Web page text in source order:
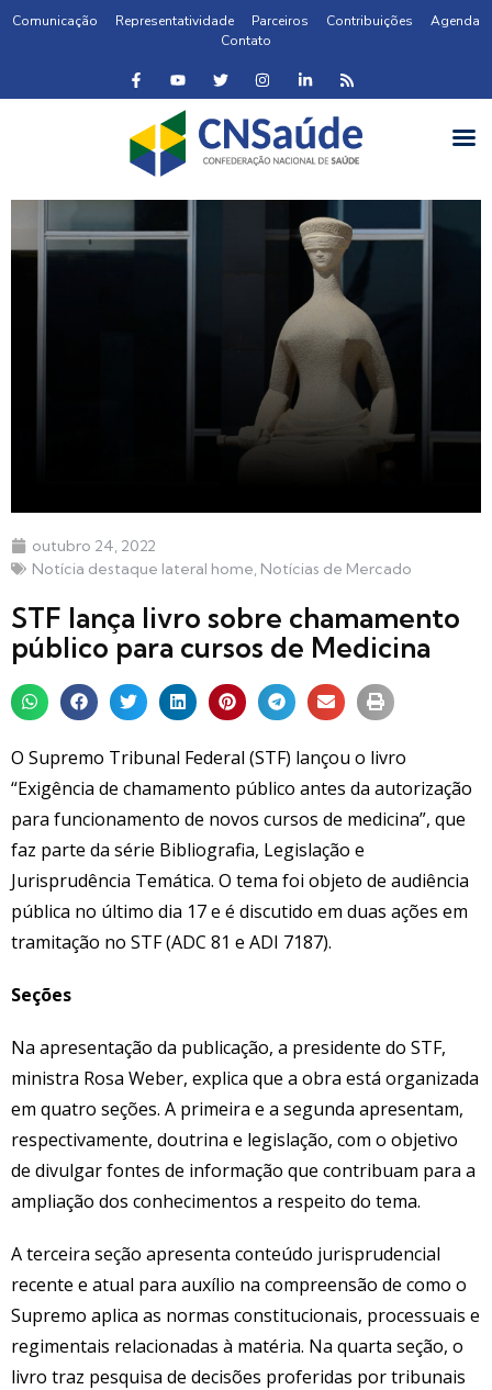
Comunicação Representatividade Parceiros Contribuições
Agenda
Contato
outubro 24, 2022
Notícia destaque lateral home, Notícias de Mercado
STF lança livro sobre chamamento
público para cursos de Medicina
O Supremo Tribunal Federal (STF) lançou o livro
“Exigência de chamamento público antes da autorização
para funcionamento de novos cursos de medicina”, que
faz parte da série Bibliografia, Legislação e
Jurisprudência Temática. O tema foi objeto de audiência
pública no último dia 17 e é discutido em duas ações em
tramitação no STF (ADC 81 e ADI 7187).
Seções
Na apresentação da publicação, a presidente do STF,
ministra Rosa Weber, explica que a obra está organizada
em quatro seções. A primeira e a segunda apresentam,
respectivamente, doutrina e legislação, com o objetivo
de divulgar fontes de informação que contribuam para a
ampliação dos conhecimentos a respeito do tema.
A terceira seção apresenta conteúdo jurisprudencial
recente e atual para auxílio na compreensão de como o
Supremo aplica as normas constitucionais, processuais e
regimentais relacionadas à matéria. Na quarta seção, o
livro traz pesquisa de decisões proferidas por tribunais